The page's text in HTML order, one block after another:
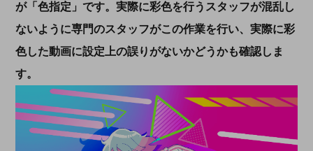
が「色指定」です。実際に彩色を行うスタッフが混乱し
ないように専門のスタッフがこの作業を行い、実際に彩
色した動画に設定上の誤りがないかどうかも確認しま
す。